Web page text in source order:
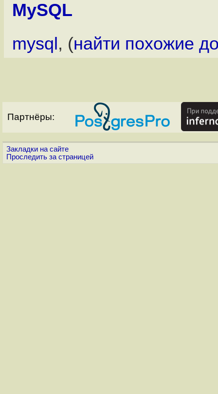
MySQL
mysql , (найти похожие
Партнёры:
Закладки на сайте
Проследить за страницей